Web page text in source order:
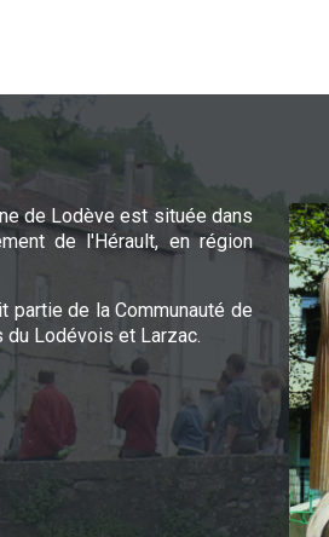
de Lodève est située dans
de l'Hérault, en région
partie de la Communauté de
du Lodévois et Larzac.